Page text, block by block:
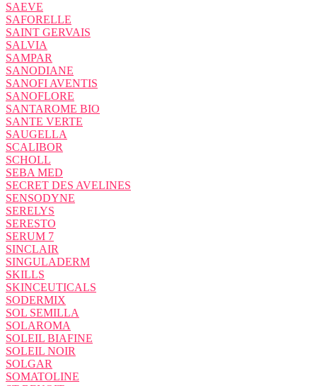
SAEVE
SAFORELLE
SAINT GERVAIS
SALVIA
SAMPAR
SANODIANE
SANOFI AVENTIS
SANOFLORE
SANTAROME BIO
SANTE VERTE
SAUGELLA
SCALIBOR
SCHOLL
SEBA MED
SECRET DES AVELINES
SENSODYNE
SERELYS
SERESTO
SERUM 7
SINCLAIR
SINGULADERM
SKILLS
SKINCEUTICALS
SODERMIX
SOL SEMILLA
SOLAROMA
SOLEIL BIAFINE
SOLEIL NOIR
SOLGAR
SOMATOLINE